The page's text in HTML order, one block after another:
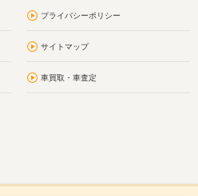
プライバシーポリシー
サイトマップ
車買取・車査定